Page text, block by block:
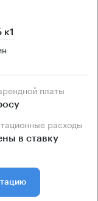
платы
расходы
в ставку